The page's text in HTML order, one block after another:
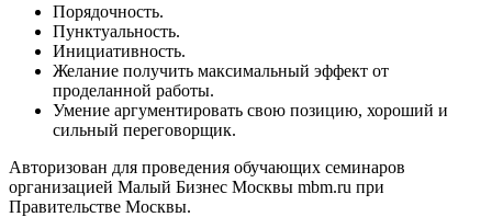
Порядочность.
Пунктуальность.
Инициативность.
Желание получить максимальный эффект от
проделанной работы.
Умение аргументировать свою позицию, хороший и
сильный переговорщик.
Авторизован для проведения обучающих семинаров
организацией Малый Бизнес Москвы mbm.ru при
Правительстве Москвы.